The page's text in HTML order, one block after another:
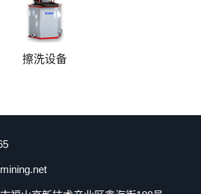
擦洗设备